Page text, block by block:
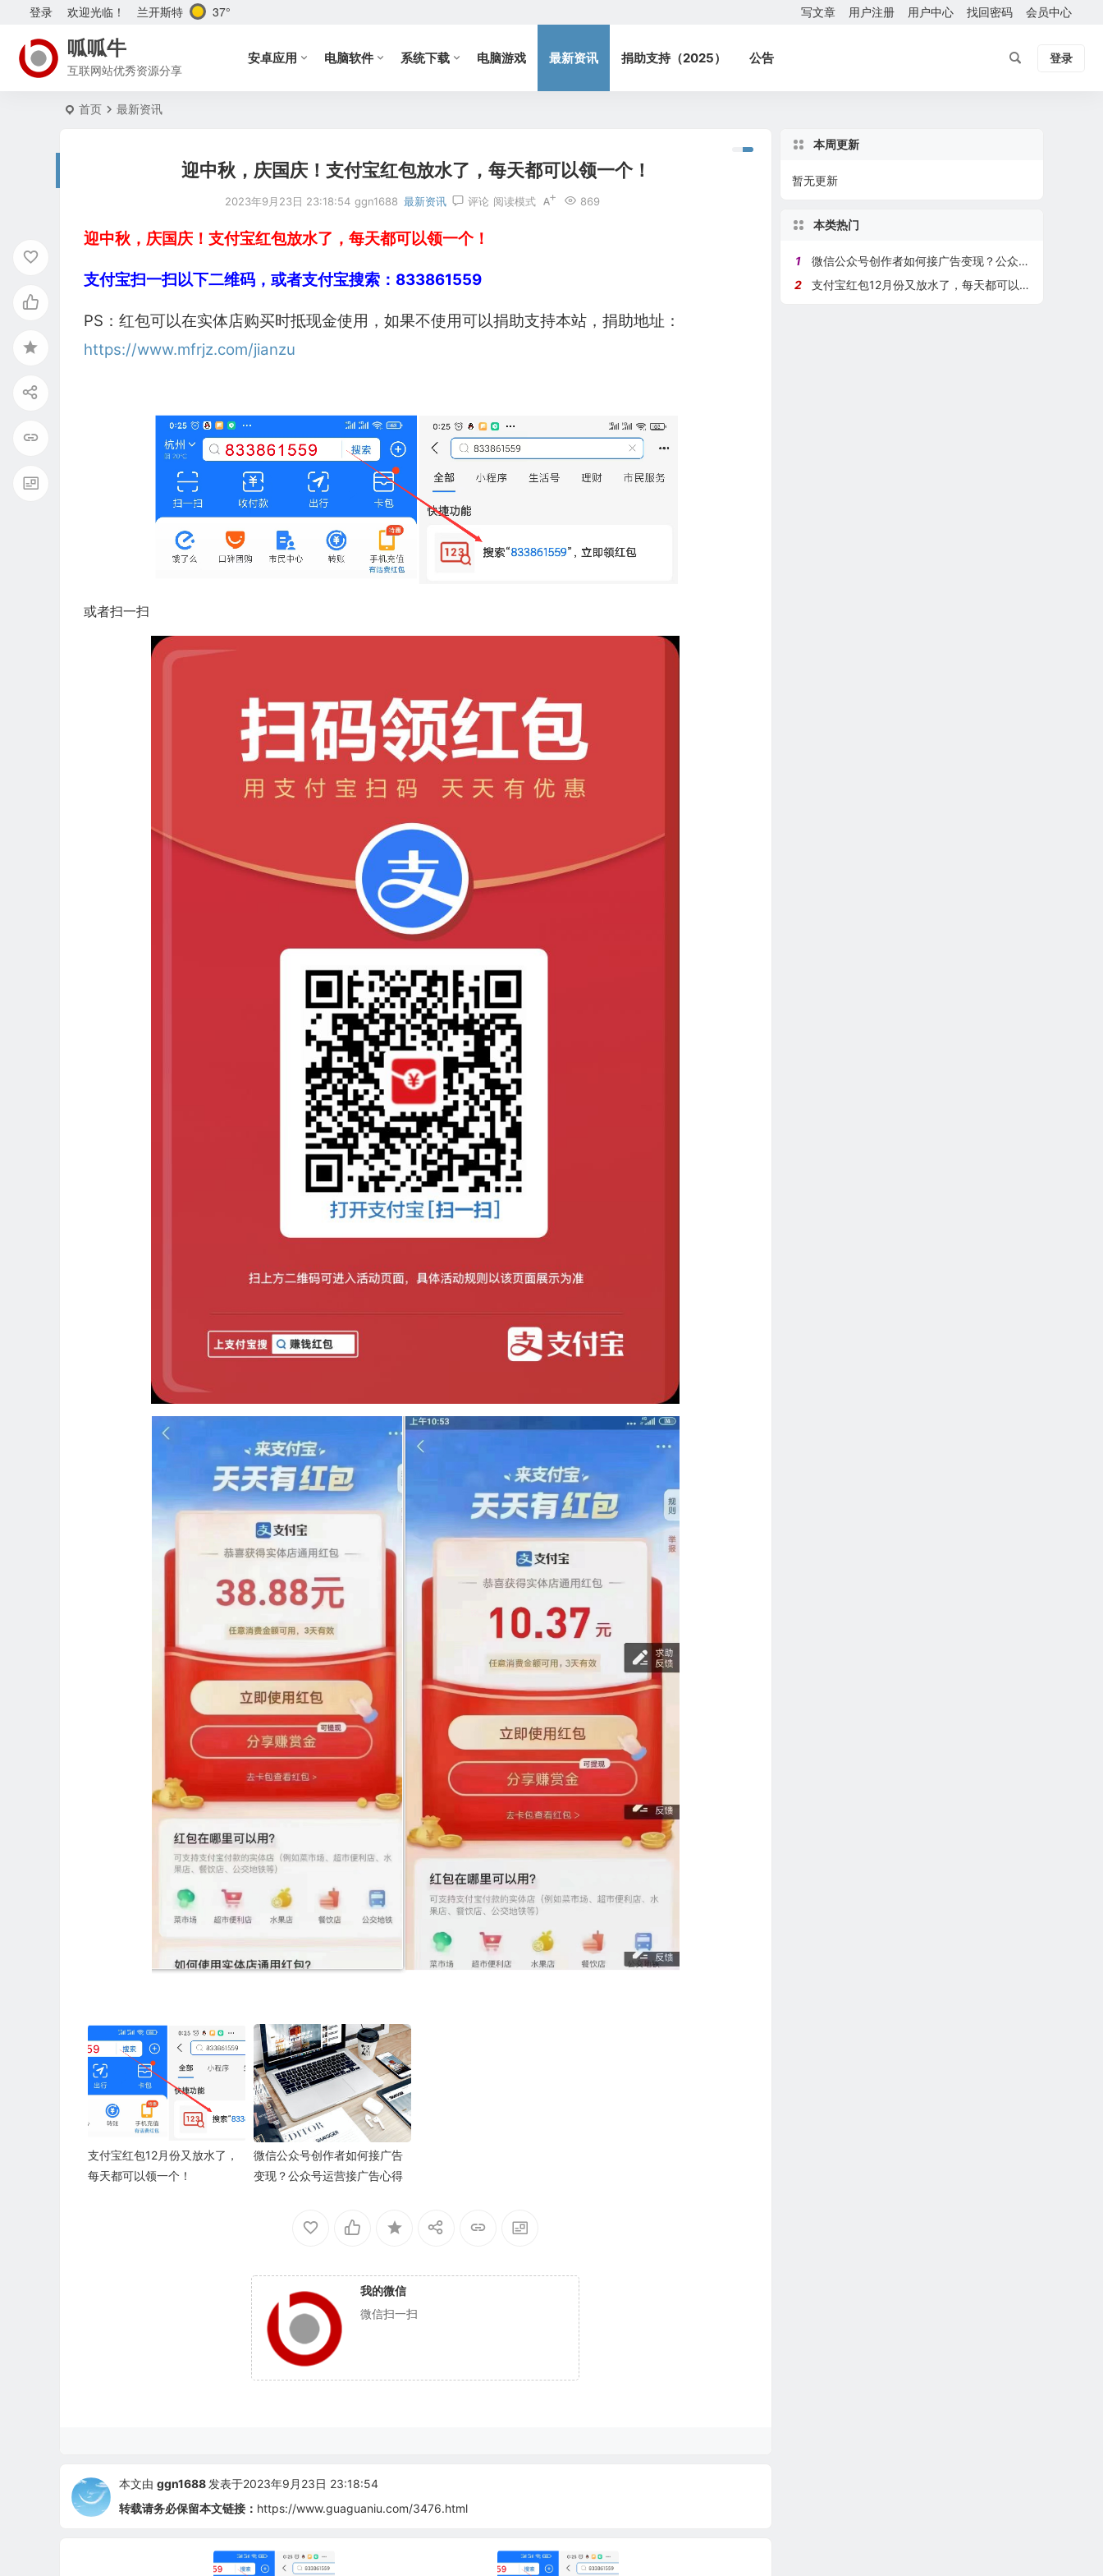
欢迎光临！
登录 兰开斯特 37° 写文章 用户注册 用户中心 找回密码 会员中心
呱呱牛
互联网站优秀资源分享
安卓应用 电脑软件 系统下载 电脑游戏 最新资讯 捐助支持（2025） 公告 登录
首页 最新资讯
迎中秋，庆国庆！支付宝红包放水了，每天都可以领一个！
2023年9月23日 23:18:54 ggn1688 最新资讯 评论 869
阅读模式
迎中秋，庆国庆！支付宝红包放水了，每天都可以领一个！
支付宝扫一扫以下二维码，或者支付宝搜索：833861559
PS：红包可以在实体店购买时抵现金使用，如果不使用可以捐助支持本站，捐助地址：
https://www.mfrjz.com/jianzu
或者扫一扫
支付宝红包12月份又放水了，
每天都可以领一个！
微信公众号创作者如何接广告
变现？公众号运营接广告心得
我的微信
微信扫一扫
本文由 ggn1688 发表于2023年9月23日 23:18:54
转载请务必保留本文链接： https://www.guaguaniu.com/3476.html
本周更新
暂无更新
本类热门
1
微信公众号创作者如何接广告变现？公众号运营接广告心得
2
支付宝红包12月份又放水了，每天都可以领一个！